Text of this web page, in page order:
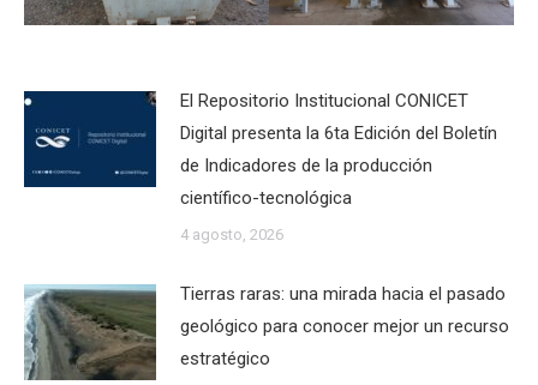
El Repositorio Institucional CONICET
Digital presenta la 6ta Edición del Boletín
de Indicadores de la producción
científico-tecnológica
4 agosto, 2026
Tierras raras: una mirada hacia el pasado
geológico para conocer mejor un recurso
estratégico